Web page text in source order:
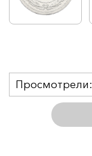
Просмотрели: